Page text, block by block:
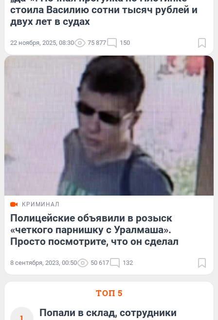
стоила Василию сотни тысяч рублей и
двух лет в судах
22 ноября, 2025, 08:30 75 877 150
КРИМИНАЛ
Полицейские объявили в розыск
«четкого парнишку с Уралмаша».
Просто посмотрите, что он сделал
8 сентября, 2023, 00:50 50 617 132
ТОП 5
Попали в склад, сотрудники